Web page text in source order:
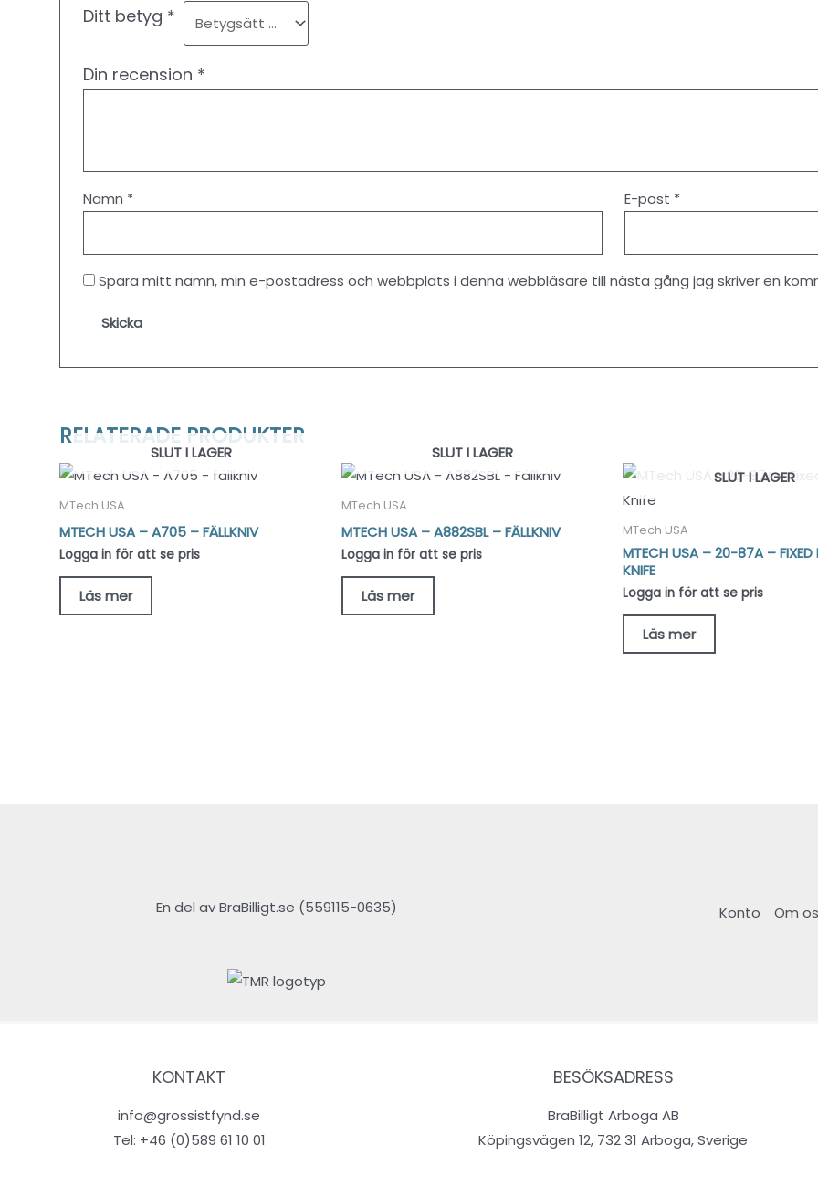
Ditt betyg *
Din recension *
Namn * E-post *
Spara mitt namn, min e-postadress och webbplats i denna webbläsare till nästa gång jag skriver en
RELATERADE PRODUKTER
SLUT I LAGER
MTech USA
MTECH USA – A705 – FÄLLKNIV
Logga in för att se pris
Läs mer
SLUT I LAGER
MTech USA
MTECH USA – A882SBL – FÄLLKNIV
Logga in för att se pris
Läs mer
SLUT I LAGER
MTech USA
MTECH USA – 20-87A – FIXED
KNIFE
Logga in för att se pris
Läs mer
En del av BraBilligt.se (559115-0635) Konto Om
KONTAKT
info@grossistfynd.se
Tel: +46 (0)589 61 10 01
BESÖKSADRESS
BraBilligt Arboga AB
Köpingsvägen 12, 732 31 Arboga, Sverige